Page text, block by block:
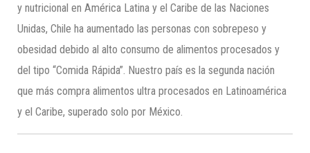
y nutricional en América Latina y el Caribe de las Naciones
Unidas, Chile ha aumentado las personas con sobrepeso y
obesidad debido al alto consumo de alimentos procesados y
del tipo “Comida Rápida”. Nuestro país es la segunda nación
que más compra alimentos ultra procesados en Latinoamérica
y el Caribe, superado solo por México.